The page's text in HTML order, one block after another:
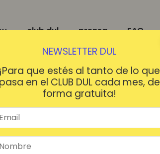
NEWSLETTER DUL
¡Para que estés al tanto de lo que
pasa en el CLUB DUL cada mes, de
forma gratuita!
club dul prensa FAQ